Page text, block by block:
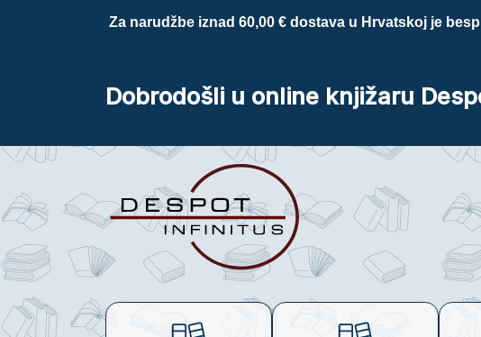
Za narudžbe iznad 60,00 € dostava u Hrvatskoj je
Dobrodošli u online knjižaru